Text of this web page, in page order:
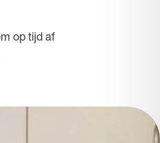
op tijd af